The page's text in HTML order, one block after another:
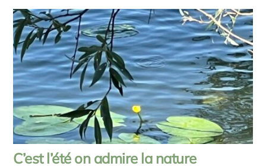
C’est l’été on admire la nature